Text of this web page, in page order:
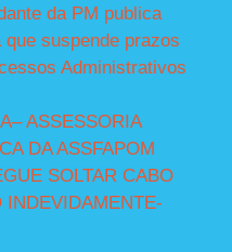
da PM publica
que suspende prazos
Administrativos
ASSESSORIA
DA ASSFAPOM
SOLTAR CABO
INDEVIDAMENTE-